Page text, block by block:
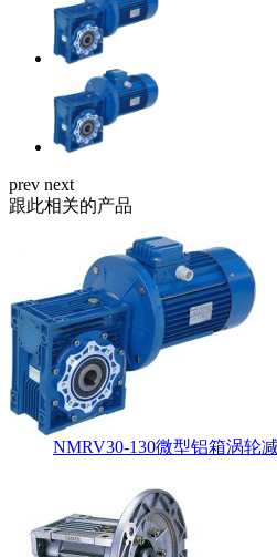
prev next
跟此相关的产品
NMRV30-130微型铝箱涡轮